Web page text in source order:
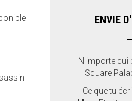
ENVIE
N'importe qui
Square
Ce que tu